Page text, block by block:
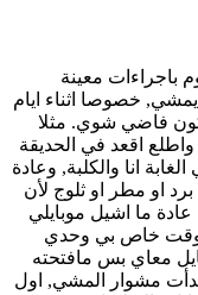
باجراءات معينة
خصوصا اثناء ايام
اكون فاضي شوي. مثلا
اقعد في الحديقة
انا والكلبة, وعادة
او مطر او ثلوج لأن
ما اشيل موبايلي
خاص بي وحدي
معاي بس مافتحته
مشوار المشي, اول